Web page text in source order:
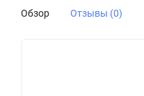
Обзор
Отзывы (0)